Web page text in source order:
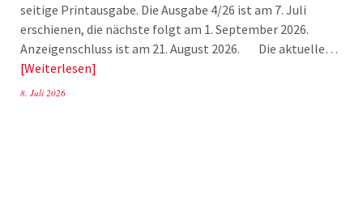
seitige Printausgabe. Die Ausgabe 4/26 ist am 7. Juli
erschienen, die nächste folgt am 1. September 2026.
Anzeigenschluss ist am 21. August 2026. Die aktuelle…
Weiterlesen
8. Juli 2026